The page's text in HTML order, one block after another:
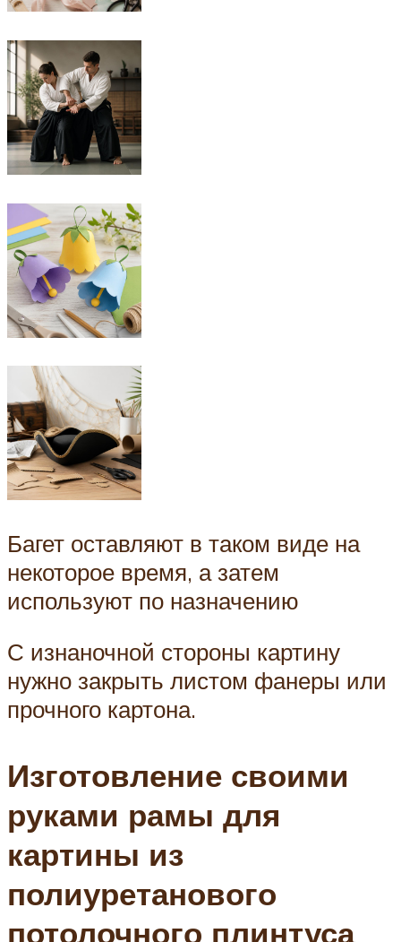
Багет оставляют в таком виде на
некоторое время, а затем
используют по назначению
С изнаночной стороны картину
нужно закрыть листом фанеры или
прочного картона.
Изготовление своими
руками рамы для
картины из
полиуретанового
потолочного плинтуса